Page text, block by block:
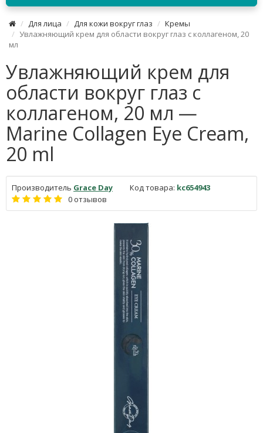
Для лица Для кожи вокруг глаз
Кремы
Увлажняющий крем для области вокруг глаз с коллагеном, 20
мл
Увлажняющий крем для
области вокруг глаз с
коллагеном, 20 мл —
Marine Collagen Eye Cream,
20 ml
Производитель Grace Day Код товара: kc654943
0 отзывов